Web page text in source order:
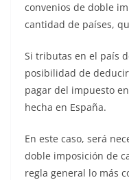
convenios de doble
cantidad de países,
Si tributas en el país
posibilidad de
pagar del impuesto
hecha en España.
En este caso, será
doble imposición de
regla general lo más